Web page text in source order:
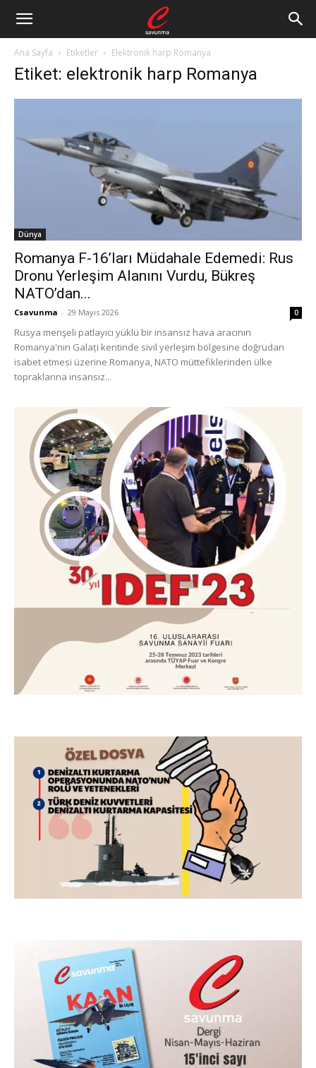
Ana Sayfa Etiketler Elektronik harp Romanya
Etiket: elektronik harp Romanya
Dünya
Romanya F-16’ları Müdahale Edemedi: Rus
Dronu Yerleşim Alanını Vurdu, Bükreş
NATO’dan...
Csavunma - 29 Mayıs 2026 0
Rusya menşeli patlayıcı yüklü bir insansız hava aracının
Romanya'nın Galați kentinde sivil yerleşim bölgesine doğrudan
isabet etmesi üzerine Romanya, NATO müttefiklerinden ülke
topraklarına insansız...